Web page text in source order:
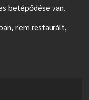
betépődése van.
nem restaurált,